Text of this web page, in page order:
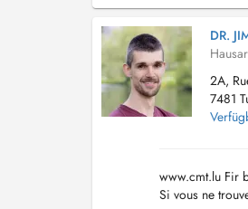
DR.
2A,
7481
www.cmt.lu Fir
Si vous ne